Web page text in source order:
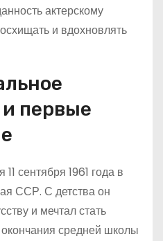
актерскому
и вдохновлять
первые
сентября 1961 года в
ССР. С детства он
и мечтал стать
средней школы